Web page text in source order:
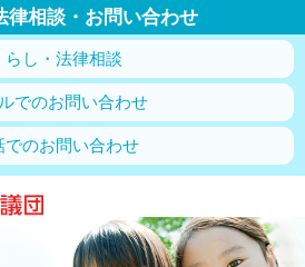
律相談・お問い合わせ
らし・法律相談
でのお問い合わせ
でのお問い合わせ